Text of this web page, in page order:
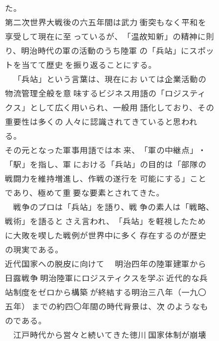
た。
第二次世界大戦後の六五年間は武力 衝突もなく平和を
享受して現在に至 っているが、「温故知新」の精神に則
り、明治時代の軍の活動のうち陸軍 の「兵站」にスポッ
トを当てて歴史 を振り返ることにする。
「兵站」という言葉は、現在にお いては企業活動の
物流管理全般を意 味するビジネス用語の「ロジスティ
クス」として広く用いられ、一般用 語化しており、その
重要性は多くの 人々に認識されてきていると思われ
る。
その元となった軍事用語では本 来、「軍の中継点」・
「駅」を指し、軍 における「兵站」の目的は「部隊の
戦闘力を維持増進し、作戦の遂行を 可能にする」こと
であり、極めて重 要な要素とされてきた。
戦争のプロは「兵站」を語り、戦 争の素人は「戦略、
戦術」を語ると さえ言われ、「兵站」を軽視したため
に大敗を喫した戦例が世界中に多く 存在するのが歴史
の現実である。
近代国家への脱皮に向けて 明治四年の陸軍建軍から
日露戦争 明治陸軍にロジスティクスを学ぶ 近代的な兵
站制度をゼロから構築 が終結する明治三八年（一九〇
五年） までの約四〇年間の時代背景は、次 のようなも
のである。
江戸時代から営々と続いてきた徳川 国家体制が崩壊